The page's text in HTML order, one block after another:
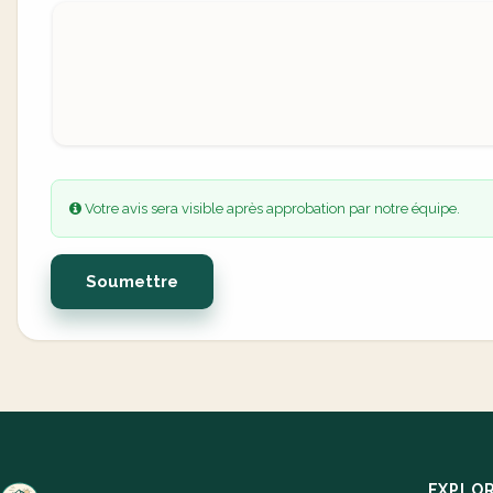
Votre avis sera visible après approbation par notre équipe.
Soumettre